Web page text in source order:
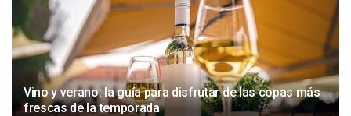
Vino y verano: la guía para disfrutar de las copas más
frescas de la temporada